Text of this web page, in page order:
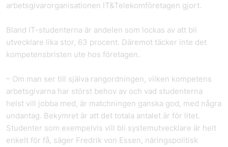
arbetsgivarorganisationen IT&Telekomföretagen gjort.
Bland IT-studenterna är andelen som lockas av att bli
utvecklare lika stor, 63 procent. Däremot täcker inte det
kompetensbristen ute hos företagen.
– Om man ser till själva rangordningen, vilken kompetens
arbetsgivarna har störst behov av och vad studenterna
helst vill jobba med, är matchningen ganska god, med några
undantag. Bekymret är att det totala antalet är för litet.
Studenter som exempelvis vill bli systemutvecklare är helt
enkelt för få, säger Fredrik von Essen, näringspolitisk